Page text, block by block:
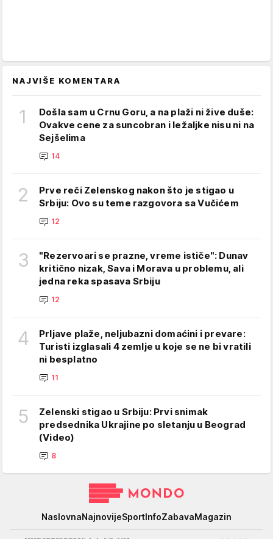
NAJVIŠE KOMENTARA
1
Došla sam u Crnu Goru, a na plaži ni žive duše:
Ovakve cene za suncobran i ležaljke nisu ni na
Sejšelima
14
2
Prve reči Zelenskog nakon što je stigao u
Srbiju: Ovo su teme razgovora sa Vučićem
12
3
"Rezervoari se prazne, vreme ističe": Dunav
kritično nizak, Sava i Morava u problemu, ali
jedna reka spasava Srbiju
12
4
Prljave plaže, neljubazni domaćini i prevare:
Turisti izglasali 4 zemlje u koje se ne bi vratili
ni besplatno
11
5
Zelenski stigao u Srbiju: Prvi snimak
predsednika Ukrajine po sletanju u Beograd
(Video)
8
NaslovnaNajnovijeSportInfoZabavaMagazin